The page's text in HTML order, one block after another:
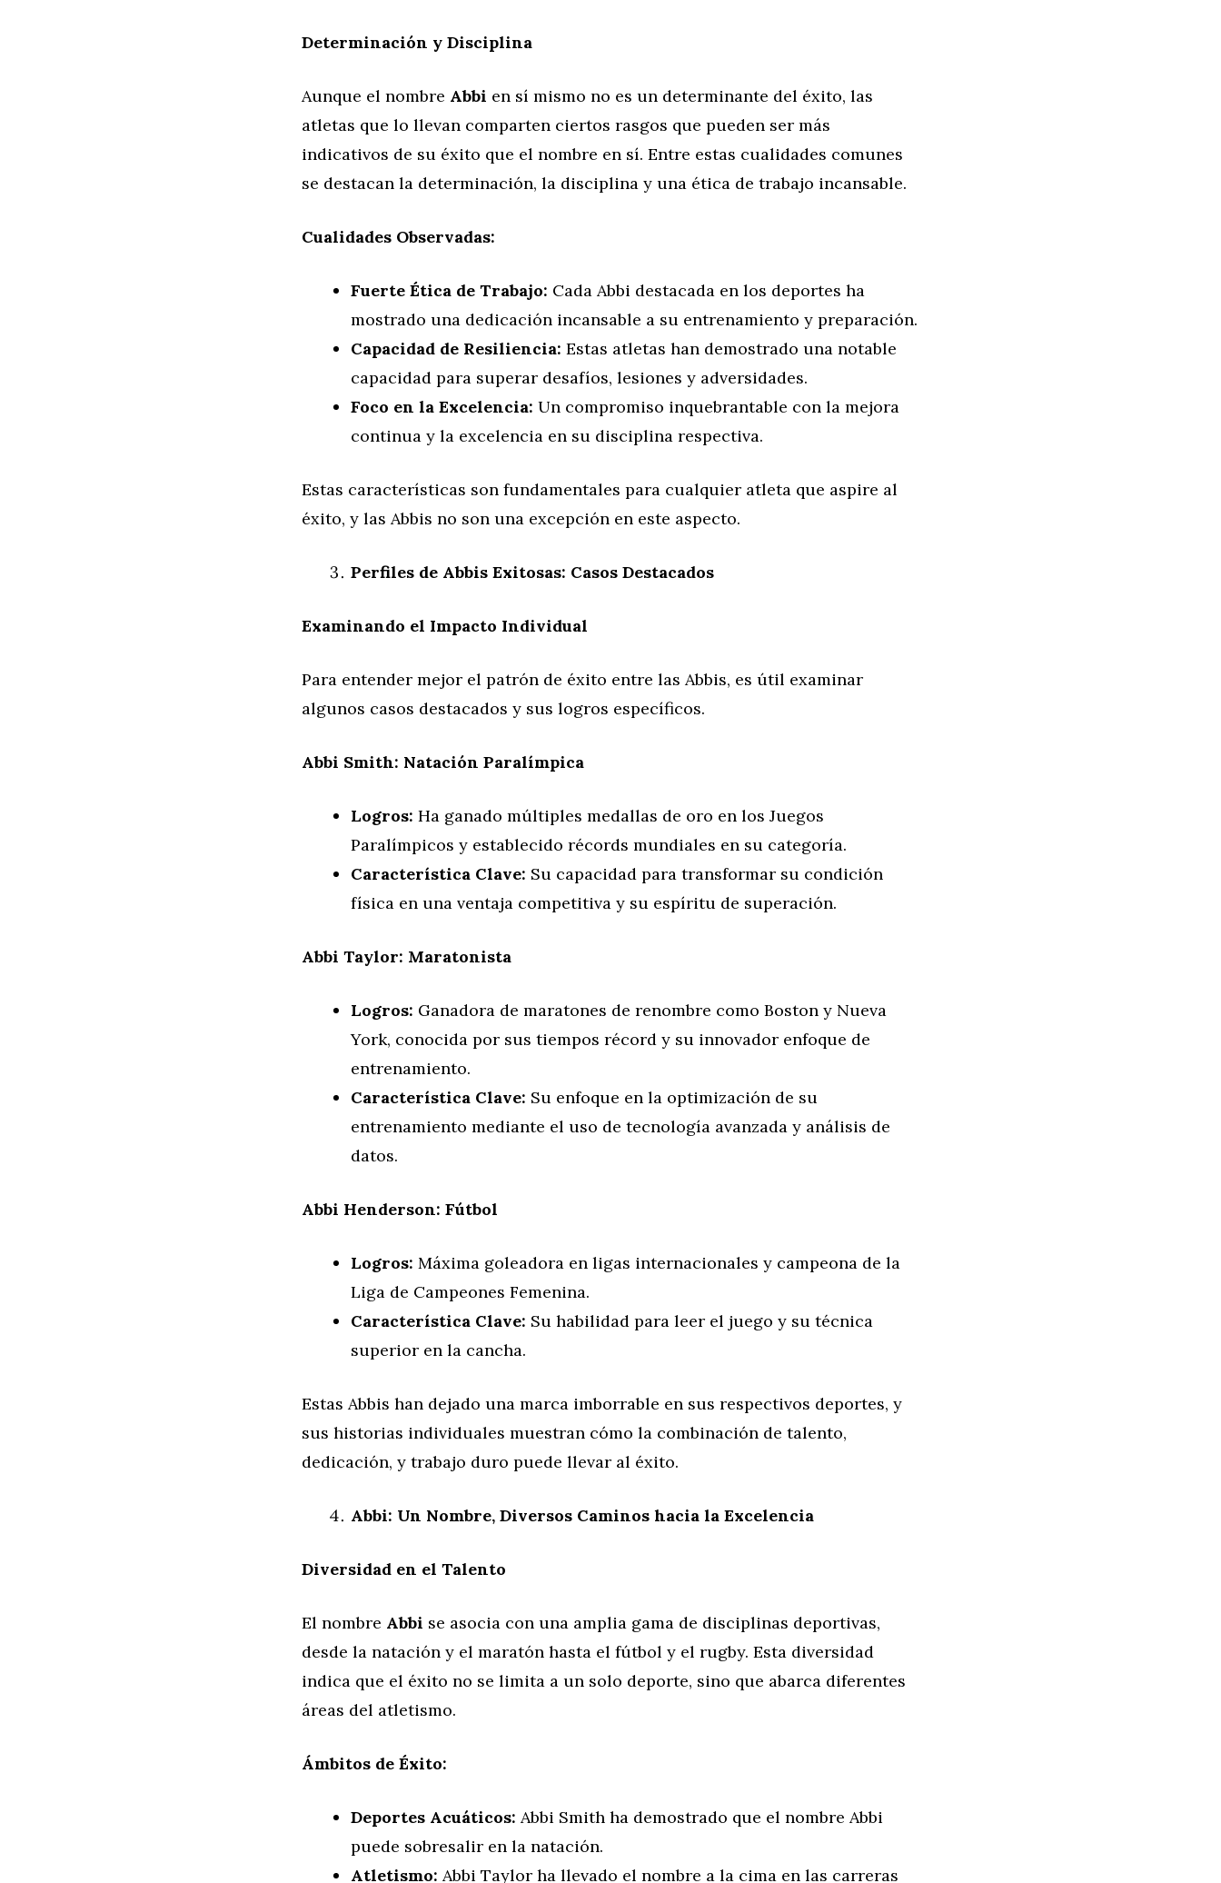
Determinación y Disciplina
Aunque el nombre Abbi en sí mismo no es un determinante del éxito, las
atletas que lo llevan comparten ciertos rasgos que pueden ser más
indicativos de su éxito que el nombre en sí. Entre estas cualidades comunes
se destacan la determinación, la disciplina y una ética de trabajo incansable.
Cualidades Observadas:
Fuerte Ética de Trabajo: Cada Abbi destacada en los deportes ha
mostrado una dedicación incansable a su entrenamiento y preparación.
Capacidad de Resiliencia: Estas atletas han demostrado una notable
capacidad para superar desafíos, lesiones y adversidades.
Foco en la Excelencia: Un compromiso inquebrantable con la mejora
continua y la excelencia en su disciplina respectiva.
Estas características son fundamentales para cualquier atleta que aspire al
éxito, y las Abbis no son una excepción en este aspecto.
Perfiles de Abbis Exitosas: Casos Destacados
Examinando el Impacto Individual
Para entender mejor el patrón de éxito entre las Abbis, es útil examinar
algunos casos destacados y sus logros específicos.
Abbi Smith: Natación Paralímpica
Logros: Ha ganado múltiples medallas de oro en los Juegos
Paralímpicos y establecido récords mundiales en su categoría.
Característica Clave: Su capacidad para transformar su condición
física en una ventaja competitiva y su espíritu de superación.
Abbi Taylor: Maratonista
Logros: Ganadora de maratones de renombre como Boston y Nueva
York, conocida por sus tiempos récord y su innovador enfoque de
entrenamiento.
Característica Clave: Su enfoque en la optimización de su
entrenamiento mediante el uso de tecnología avanzada y análisis de
datos.
Abbi Henderson: Fútbol
Logros: Máxima goleadora en ligas internacionales y campeona de la
Liga de Campeones Femenina.
Característica Clave: Su habilidad para leer el juego y su técnica
superior en la cancha.
Estas Abbis han dejado una marca imborrable en sus respectivos deportes, y
sus historias individuales muestran cómo la combinación de talento,
dedicación, y trabajo duro puede llevar al éxito.
Abbi: Un Nombre, Diversos Caminos hacia la Excelencia
Diversidad en el Talento
El nombre Abbi se asocia con una amplia gama de disciplinas deportivas,
desde la natación y el maratón hasta el fútbol y el rugby. Esta diversidad
indica que el éxito no se limita a un solo deporte, sino que abarca diferentes
áreas del atletismo.
Ámbitos de Éxito:
Deportes Acuáticos: Abbi Smith ha demostrado que el nombre Abbi
puede sobresalir en la natación.
Atletismo: Abbi Taylor ha llevado el nombre a la cima en las carreras